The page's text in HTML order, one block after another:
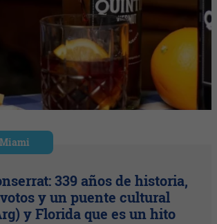
339 años de historia,
votos y un puente cultural
y Florida que es un hito